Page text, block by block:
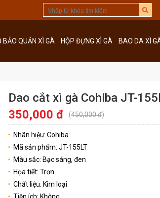
BẢO QUẢN XÌ GÀ HỘP ĐỰNG XÌ GÀ BAO DA XÌ
Dao cắt xì gà Cohiba JT-
350,000 đ (450,000 đ)
Nhãn hiệu: Cohiba
Mã sản phẩm: JT-155LT
Màu sắc: Bạc sáng, đen
Họa tiết: Trơn
Chất liệu: Kim loại